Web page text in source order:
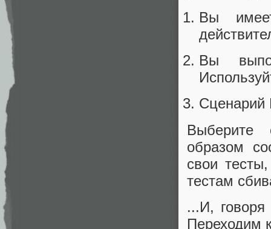
Вы
Вы
Сценарий
Выберите
образом
свои
тестам
...И,
Переходим